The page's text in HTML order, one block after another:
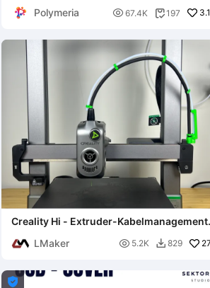
Polymeria
 67.4K 197
Creality Hi - Extruder-Kabelmanagement
LMaker
 5.2K  829
